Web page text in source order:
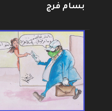
بسام فرج